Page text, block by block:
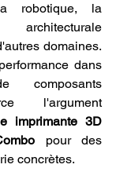
robotique, la
domaines.
dans
composants
techniques renforce l'argument
imprimante 3D
pour des
concrètes.